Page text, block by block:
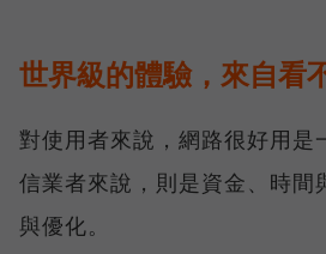
世界級的體驗，來自看
對使用者來說，網路很好用是
信業者來說，則是資金、時間
與優化。